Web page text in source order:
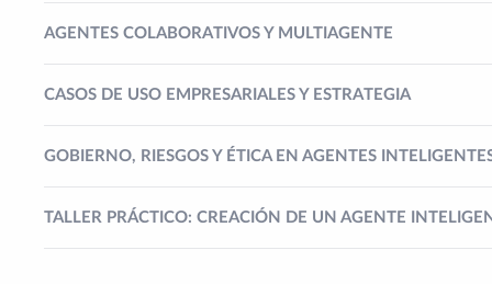
AGENTES COLABORATIVOS Y MULTIAGENTE
CASOS DE USO EMPRESARIALES Y ESTRATEGIA
GOBIERNO, RIESGOS Y ÉTICA EN AGENTES
TALLER PRÁCTICO: CREACIÓN DE UN AGENTE